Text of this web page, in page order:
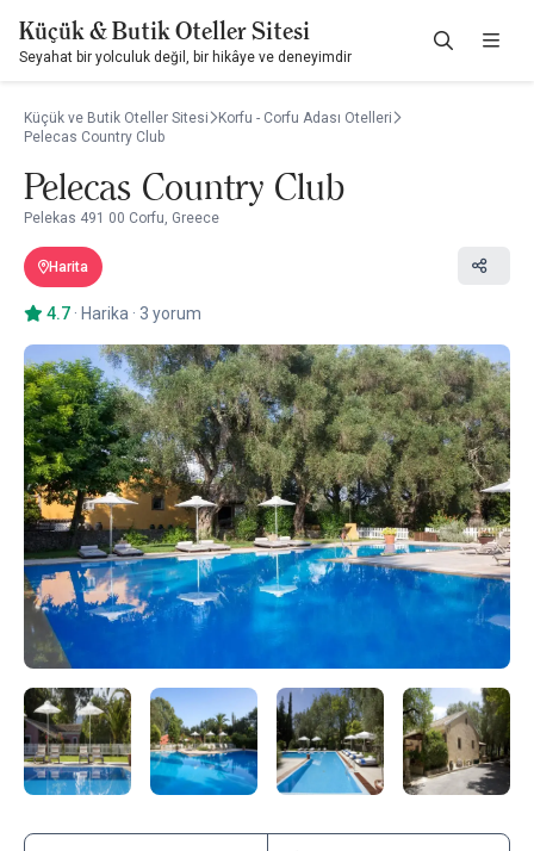
Küçük & Butik Oteller Sitesi
Seyahat bir yolculuk değil, bir hikâye ve deneyimdir
Küçük ve Butik Oteller Sitesi
Korfu - Corfu Adası Otelleri
Pelecas Country Club
Pelecas Country Club
Pelekas 491 00 Corfu, Greece
Harita
4.7 · Harika · 3 yorum